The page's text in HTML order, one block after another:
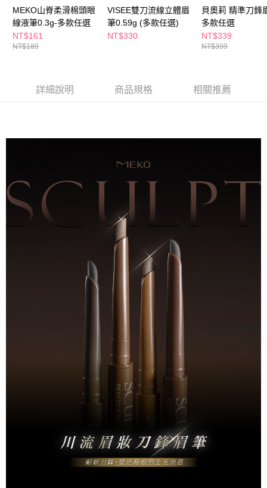
購買商品的店家。未經商家同意取消之訂單仍視為有效，需透過AFTEE先享
後付繳納相關費用。
※ 交易是否成功請以「AFTEE先享後付 」之結帳頁面顯示為準，若有關於
是否繳費成功／繳費後需取消欲退款等相關疑問，請聯繫「AFTEE先享後付
１．透過由恩沛科技股份有限公司提供之「AFTEE先享後付」服務完成之交
時審查核予不同之上限額度；若仍有額度不足之情形，本公司將視審查結果
請求用戶進行身份認證。
５．嚴禁一人註冊多個帳號或使用他人資訊註冊。若發現惡意使用之情形，
恩沛科技股份有限公司將有權停止該用戶之使用額度並採取法律行動。
每筆NT$65，滿NT$490(含以上)免運費
付款後萊爾富取貨
每筆NT$65，滿NT$490(含以上)免運費
每筆NT$65，滿NT$490(含以上)免運費
每筆NT$100，滿NT$790(含以上)免運費
付款後寶雅門市自取(由倉庫統一出貨)
每筆NT$80，滿NT$290(含以上)免運費
MEKO山脊柔滑棉頭眼
線液筆0.3g-多款任選
NT$161
NT$189
VISEE雙刀流線立體眉
筆0.59g (多款任選)
NT$330
貝奧莉 精準刀鋒
多款任選
NT$339
NT$399
詳細說明 商品規格 相關推薦